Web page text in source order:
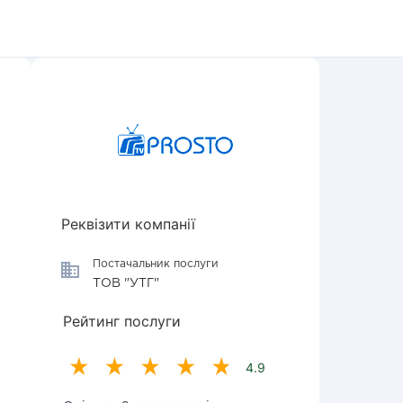
Реквізити компанії
Постачальник послуги
ТОВ "УТГ"
Рейтинг послуги
4.9